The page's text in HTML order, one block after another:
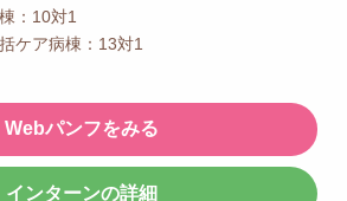
：10対1
ケア病棟：13対1
Webパンフをみる
インターンの詳細